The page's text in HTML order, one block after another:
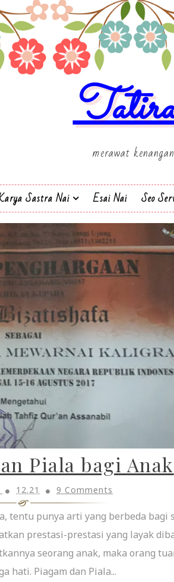
merawat kenangan
Sastra Nai Esai Nai Seo
Piala bagi Anak
12.21 9 Comments
tentu punya arti yang berbeda bagi
prestasi-prestasi yang layak
seorang anak, maka orang
hati. Piagam dan Piala...